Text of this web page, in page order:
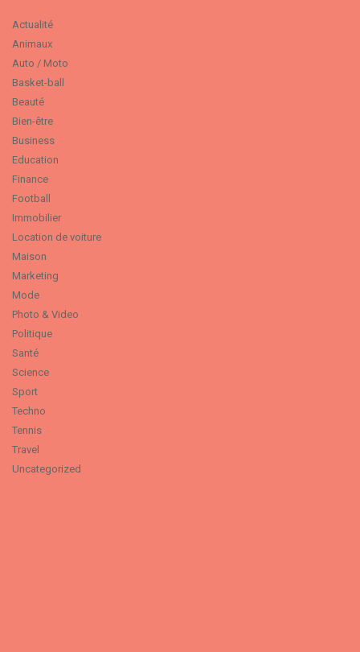
Actualité
Animaux
Auto / Moto
Basket-ball
Beauté
Bien-être
Business
Education
Finance
Football
Immobilier
Location de voiture
Maison
Marketing
Mode
Photo & Video
Politique
Santé
Science
Sport
Techno
Tennis
Travel
Uncategorized